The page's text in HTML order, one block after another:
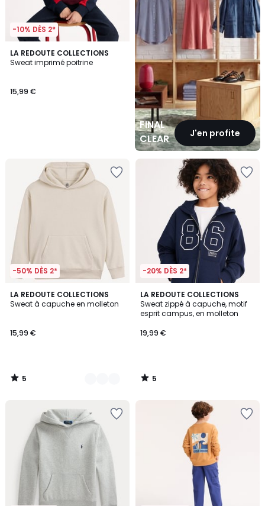
-10% DÈS 2*
LA REDOUTE COLLECTIONS
Sweat imprimé poitrine
15,99 €
FINAL
CLEARANCEJ'en profite
-50% DÈS 2*
LA REDOUTE COLLECTIONS
Sweat à capuche en molleton
15,99 €
5
/
5
Couleurs
5
/
-20% DÈS 2*
LA REDOUTE COLLECTIONS
Sweat zippé à capuche, motif
esprit campus, en molleton
19,99 €
5
/
5
5
/